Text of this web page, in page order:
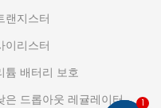
랜지스터
이리스터
튬 배터리 보호
은 드롭아웃 레귤레이터
1